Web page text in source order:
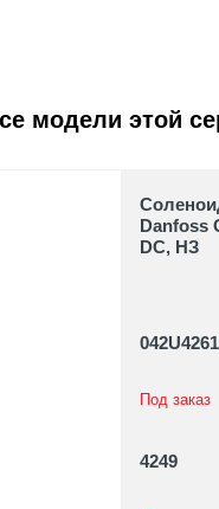
модели этой
Danfoss
DC, НЗ
Под заказ
4249